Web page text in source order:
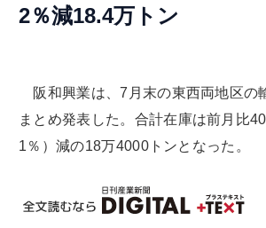
2％減18.4万トン
阪和興業は、7月末の東西両地区の
まとめ発表した。合計在庫は前月比
1％）減の18万4000トンとなった。